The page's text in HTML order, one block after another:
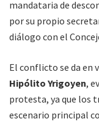
mandataria de
por su propio
diálogo con el
El conflicto se da en
Hipólito Yrigoyen,
protesta, ya que los
escenario principal